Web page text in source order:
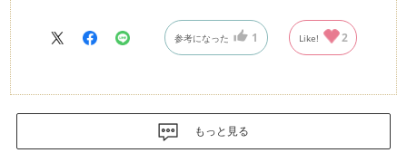
デザインも上品で 夏に白系が着れるなんて
嬉しいです＾＾有難うございました（＾人＾）
参考になった 1 Like! 2
もっと見る